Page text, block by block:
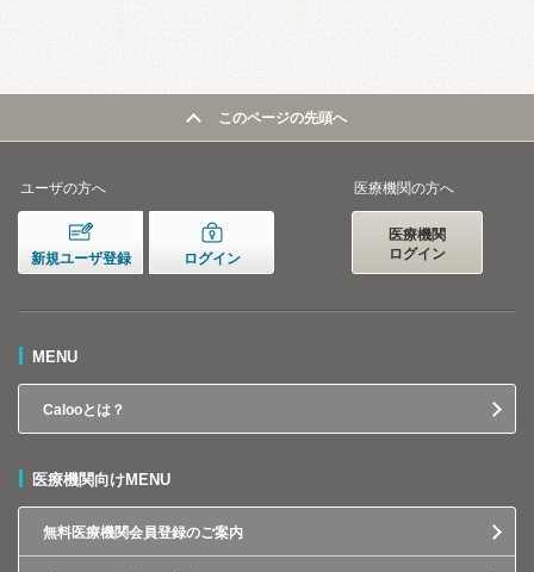
このページの先頭へ
ユーザの方へ
新規ユーザ登録 ログイン
医療機関の方へ
医療機関
ログイン
MENU
Calooとは？
医療機関向けMENU
無料医療機関会員登録のご案内